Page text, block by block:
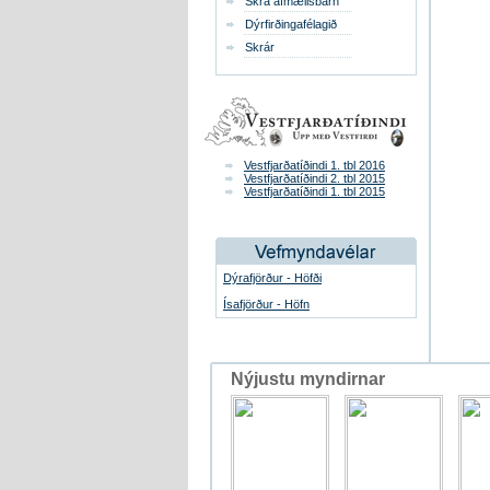
Dýrfirðingafélagið
Skrár
Vestfjarðatíðindi 1. tbl 2016
Vestfjarðatíðindi 2. tbl 2015
Vestfjarðatíðindi 1. tbl 2015
Dýrafjörður - Höfði
Ísafjörður - Höfn
Nýjustu myndirnar